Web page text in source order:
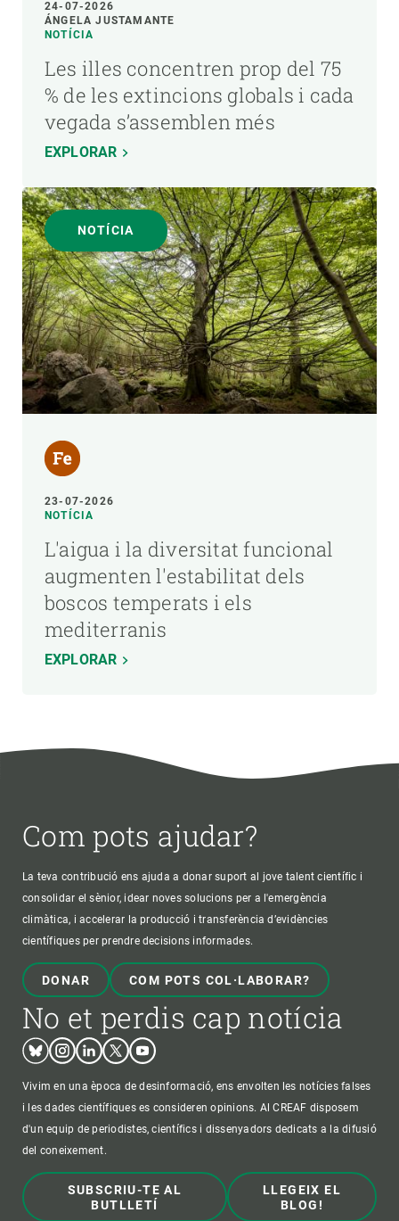
24-07-2026
ÁNGELA JUSTAMANTE
NOTÍCIA
Les illes concentren prop del 75
% de les extincions globals i cada
vegada s’assemblen més
EXPLORAR
NOTÍCIA
23-07-2026
NOTÍCIA
L'aigua i la diversitat funcional
augmenten l'estabilitat dels
boscos temperats i els
mediterranis
EXPLORAR
Com pots ajudar?
La teva contribució ens ajuda a donar suport al jove talent científic i
consolidar el sènior, idear noves solucions per a l'emergència
climàtica, i accelerar la producció i transferència d’evidències
científiques per prendre decisions informades.
DONAR COM POTS COL·LABORAR?
No et perdis cap notícia
BlueskyInstagram
LinkedinTwitterYoutube
Vivim en una època de desinformació, ens envolten les notícies falses
i les dades científiques es consideren opinions. Al CREAF disposem
d'un equip de periodistes, científics i dissenyadors dedicats a la difusió
del coneixement.
SUBSCRIU-TE AL
BUTLLETÍ
LLEGEIX EL
BLOG!